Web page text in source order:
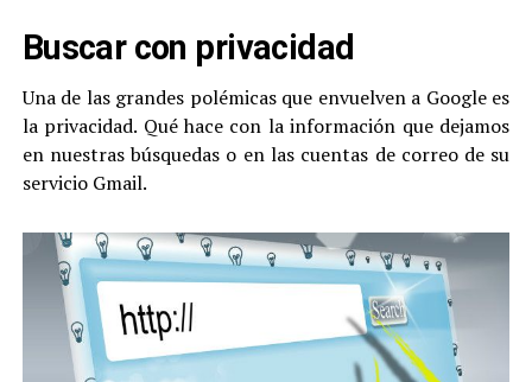
Buscar con privacidad
Una de las grandes polémicas que envuelven a Google es
la privacidad. Qué hace con la información que dejamos
en nuestras búsquedas o en las cuentas de correo de su
servicio Gmail.